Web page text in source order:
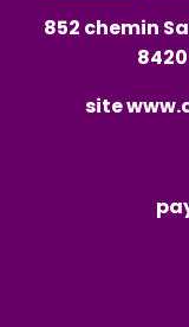
852 chemin
site